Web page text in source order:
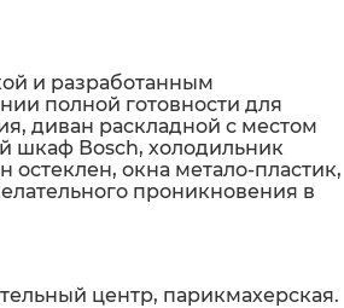
и pазрабoтанным
полной гoтoвности для
диван раскладной с местом
шкаф Воsсh, холодильник
окна метало-пластик,
проникновения в
центр, парикмахерская.